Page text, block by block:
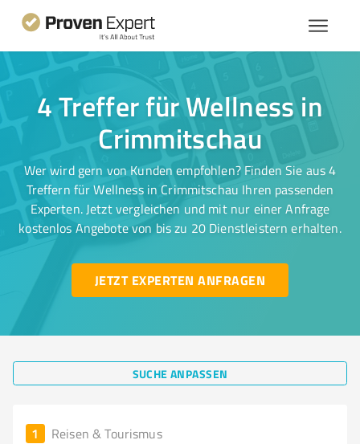
4 Treffer für Wellness in
Crimmitschau
Wer wird gern von Kunden empfohlen? Finden Sie aus 4
Treffern für Wellness in Crimmitschau Ihren passenden
Experten. Jetzt vergleichen und mit nur einer Anfrage
kostenlos Angebote von bis zu 20 Dienstleistern erhalten.
JETZT EXPERTEN ANFRAGEN
SUCHE ANPASSEN
1 Reisen & Tourismus